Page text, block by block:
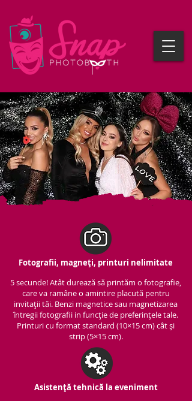
Fotografii, magneți, printuri nelimitate
5 secunde! Atât durează să printăm o fotografie,
care va ramâne o amintire placută pentru
invitații tăi. Benzi magnetice sau magnetizarea
întregii fotografii in funcție de preferințele tale.
Printuri cu format standard (10×15 cm) cât și
strip (5×15 cm).
Asistență tehnică la eveniment